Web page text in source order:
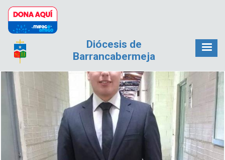
Pasar al contenido principal
Diócesis de
Barrancabermeja